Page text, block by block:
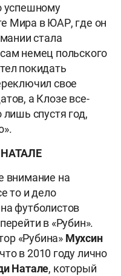
успешному
Мира в ЮАР, где он
стала
немец польского
покидать
свое
а Клозе все-
спустя год,
внимание на
то и дело
футболистов
в «Рубин».
«Рубина» Мухсин
в 2010 году лично
Натале, который